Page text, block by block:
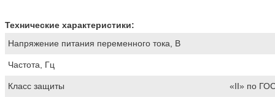
Технические характеристики:
Напряжение питания переменного тока, В
Частота, Гц
Класс защиты «II» по